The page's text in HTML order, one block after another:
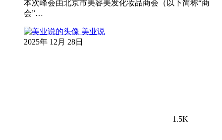
本次峰会由北京市美容美发化妆品商会（以下简称“商
会”…
美业说
2025年 12月 28日
1.5K